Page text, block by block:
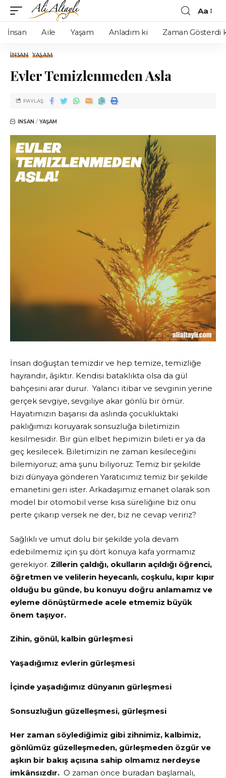
Aa
İnsan Aile Yaşam Anladım ki Zaman Gösterdi
İNSAN YAŞAM
Evler Temizlenmeden Asla
İNSAN YAŞAM
PAYLAŞ
İnsan doğuştan temizdir ve hep temize, temizliğe
hayrandır, âşıktır. Kendisi bataklıkta olsa da gül
bahçesini arar durur. Yalancı itibar ve sevginin yerine
gerçek sevgiye, sevgiliye akar gönlü bir ömür.
Hayatımızın başarısı da aslında çocukluktaki
paklığımızı koruyarak sonsuzluğa biletimizin
kesilmesidir. Bir gün elbet hepimizin bileti er ya da
geç kesilecek. Biletimizin ne zaman kesileceğini
bilemiyoruz; ama şunu biliyoruz: Temiz bir şekilde
bizi dünyaya gönderen Yaratıcımız temiz bir şekilde
emanetini geri ister. Arkadaşımız emanet olarak son
model bir otomobil verse kısa süreliğine biz onu
perte çıkarıp versek ne der, biz ne cevap veririz?
Sağlıklı ve umut dolu bir şekilde yola devam
edebilmemiz için şu dört konuya kafa yormamız
gerekiyor. Zillerin çaldığı, okulların açıldığı öğrenci,
öğretmen ve velilerin heyecanlı, coşkulu, kıpır kıpır
olduğu bu günde, bu konuyu doğru anlamamız ve
eyleme dönüştürmede acele etmemiz büyük
önem taşıyor.
Zihin, gönül, kalbin gürleşmesi
Yaşadığımız evlerin gürleşmesi
İçinde yaşadığımız dünyanın gürleşmesi
Sonsuzluğun güzelleşmesi, gürleşmesi
Her zaman söylediğimiz gibi zihnimiz, kalbimiz,
gönlümüz güzelleşmeden, gürleşmeden özgür ve
aşkın bir bakış açısına sahip olmamız nerdeyse
imkânsızdır. O zaman önce buradan başlamalı,